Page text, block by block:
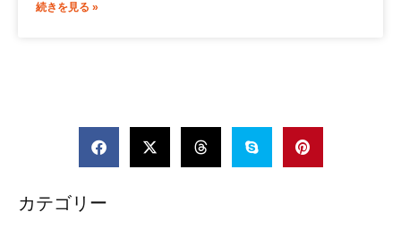
続きを見る »
カテゴリー